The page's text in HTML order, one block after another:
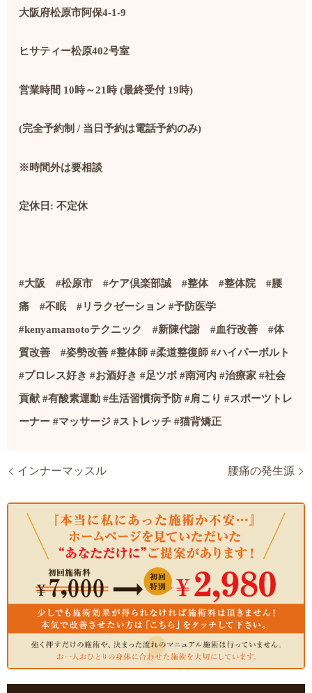
大阪府松原市阿保4-1-9
ヒサティー松原402号室
営業時間 10時～21 時 (最終受付19時)
(完全予約制 / 当日予約は電話予約のみ)
※時間外は要相談
定休日 :不定休
#大阪#松原市#ケア倶楽部誠#整体#整体院#腰
痛#不眠#リラクゼーション #予防医学
#kenyamamotoテクニック#新陳代謝#血行改善#体
質改善#姿勢改善 #整体師 #柔道整復師 #ハイパーボルト
#プロレス好き #お酒好き #足ツボ #南河内 #治療家 #社会
貢献 #有酸素運動 #生活習慣病予防 #肩こり #スポーツトレ
ーナー #マッサージ #ストレッチ #猫背矯正
インナーマッスル 腰痛の発生源